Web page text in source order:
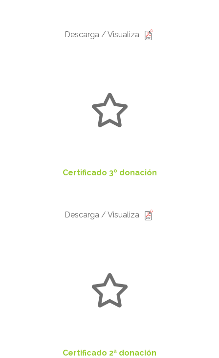
Descarga / Visualiza
Certificado 3º donación
Descarga / Visualiza
Certificado 2ª donación